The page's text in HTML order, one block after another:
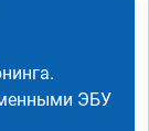
ЭБУ